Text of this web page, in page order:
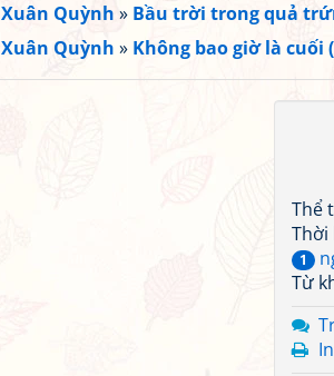
Xuân Quỳnh » Bầu trời trong quả
Xuân Quỳnh » Không bao giờ là cuối
Thể
Thời
1
Từ